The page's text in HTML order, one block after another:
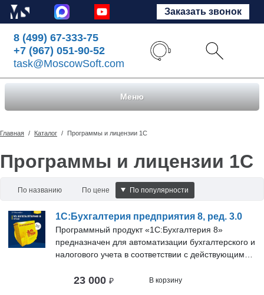
Заказать звонок
8 (499) 67-333-75
+7 (967) 051-90-52
task@MoscowSoft.com
Меню
Главная / Каталог / Программы и лицензии 1С
Программы и лицензии 1С
По названию По цене По популярности
1С:Бухгалтерия предприятия 8, ред. 3.0
Программный продукт «1С:Бухгалтерия 8»
предназначен для автоматизации бухгалтерского и
налогового учета в соответствии с действующим
включая подготовку обязательной
23 000 ₽ В корзину